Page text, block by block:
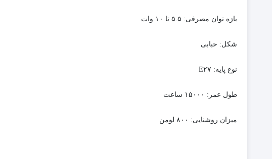
بازه توان مصرفی:
شکل: حبابی
نوع پایه:
طول عمر: ۱۵۰۰۰ ساعت
میزان روشنایی: ۸۰۰ لومن